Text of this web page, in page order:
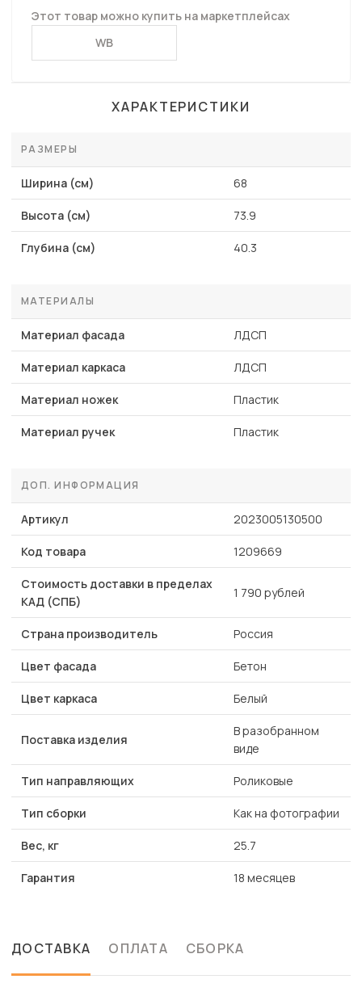
Этот товар можно купить на маркетплейсах
WB
ХАРАКТЕРИСТИКИ
РАЗМЕРЫ
Ширина (см) 68
Высота (см) 73.9
Глубина (см) 40.3
МАТЕРИАЛЫ
Материал фасада ЛДСП
Материал каркаса ЛДСП
Материал ножек Пластик
Материал ручек Пластик
ДОП. ИНФОРМАЦИЯ
Артикул 2023005130500
Код товара 1209669
Стоимость доставки в пределах
КАД (СПБ)
1 790 рублей
Страна производитель Россия
Цвет фасада Бетон
Цвет каркаса Белый
Поставка изделия
В разобранном
виде
Тип направляющих Роликовые
Тип сборки Как на фотографии
Вес, кг 25.7
Гарантия 18 месяцев
ДОСТАВКА ОПЛАТА СБОРКА